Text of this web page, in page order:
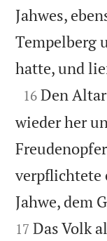
Jahwes,
Tempelberg
hatte, und

16 Den
wieder her
verpflichtete
Jahwe, dem
17 Das Volk